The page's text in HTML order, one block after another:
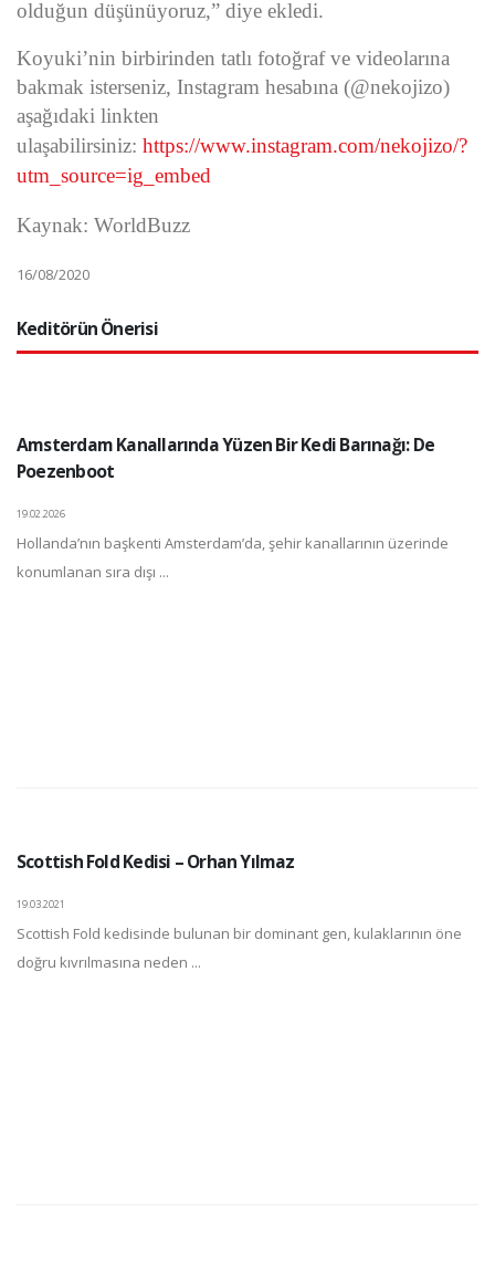
olduğun düşünüyoruz,” diye ekledi.
Koyuki’nin birbirinden tatlı fotoğraf ve videolarına
bakmak isterseniz, Instagram hesabına (@nekojizo)
aşağıdaki linkten
ulaşabilirsiniz: https://www.instagram.com/nekojizo/?
utm_source=ig_embed
Kaynak: WorldBuzz
16/08/2020
Keditörün Önerisi
Amsterdam Kanallarında Yüzen Bir Kedi Barınağı: De
Poezenboot
19.02.2026
Hollanda’nın başkenti Amsterdam’da, şehir kanallarının üzerinde
konumlanan sıra dışı ...
Scottish Fold Kedisi – Orhan Yılmaz
19.03.2021
Scottish Fold kedisinde bulunan bir dominant gen, kulaklarının öne
doğru kıvrılmasına neden ...